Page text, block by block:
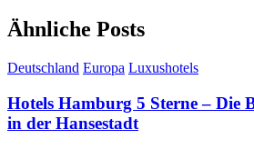
Ähnliche Posts
Deutschland Europa Luxushotels
Hotels Hamburg 5 Sterne – Die
in der Hansestadt